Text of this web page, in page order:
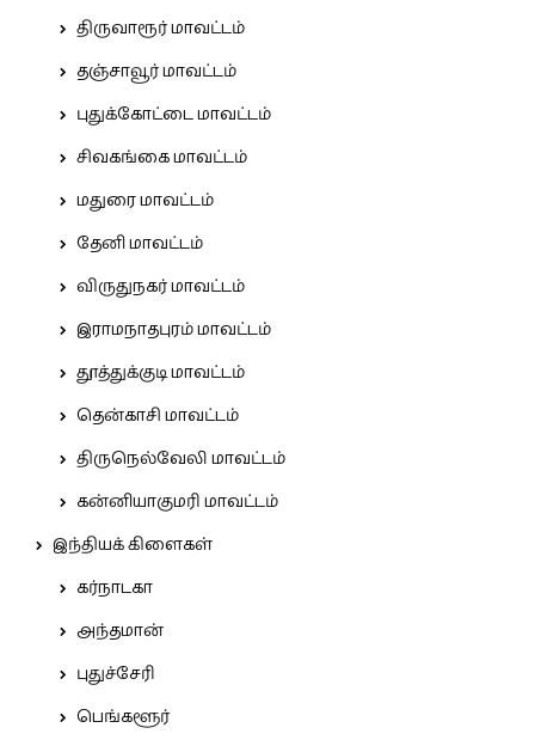
திருவாரூர் மாவட்டம்
தஞ்சாவூர் மாவட்டம்
புதுக்கோட்டை மாவட்டம்
சிவகங்கை மாவட்டம்
மதுரை மாவட்டம்
தேனி மாவட்டம்
விருதுநகர் மாவட்டம்
இராமநாதபுரம் மாவட்டம்
தூத்துக்குடி மாவட்டம்
தென்காசி மாவட்டம்
திருநெல்வேலி மாவட்டம்
கன்னியாகுமரி மாவட்டம்
இந்தியக் கிளைகள்
கர்நாடகா
அந்தமான்
புதுச்சேரி
பெங்களூர்